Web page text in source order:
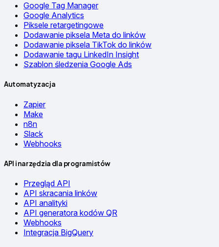
Google Tag Manager
Google Analytics
Piksele retargetingowe
Dodawanie piksela Meta do linków
Dodawanie piksela TikTok do linków
Dodawanie tagu LinkedIn Insight
Szablon śledzenia Google Ads
Automatyzacja
Zapier
Make
n8n
Slack
Webhooks
API i narzędzia dla programistów
Przegląd API
API skracania linków
API analityki
API generatora kodów QR
Webhooks
Integracja BigQuery